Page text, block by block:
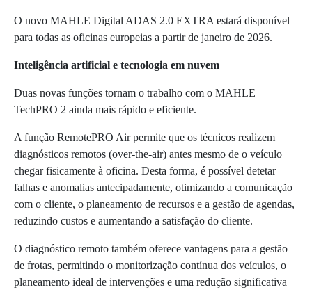
O novo MAHLE Digital ADAS 2.0 EXTRA estará disponível
para todas as oficinas europeias a partir de janeiro de 2026.
Inteligência artificial e tecnologia em nuvem
Duas novas funções tornam o trabalho com o MAHLE
TechPRO 2 ainda mais rápido e eficiente.
A função RemotePRO Air permite que os técnicos realizem
diagnósticos remotos (over-the-air) antes mesmo de o veículo
chegar fisicamente à oficina. Desta forma, é possível detetar
falhas e anomalias antecipadamente, otimizando a comunicação
com o cliente, o planeamento de recursos e a gestão de agendas,
reduzindo custos e aumentando a satisfação do cliente.
O diagnóstico remoto também oferece vantagens para a gestão
de frotas, permitindo o monitorização contínua dos veículos, o
planeamento ideal de intervenções e uma redução significativa